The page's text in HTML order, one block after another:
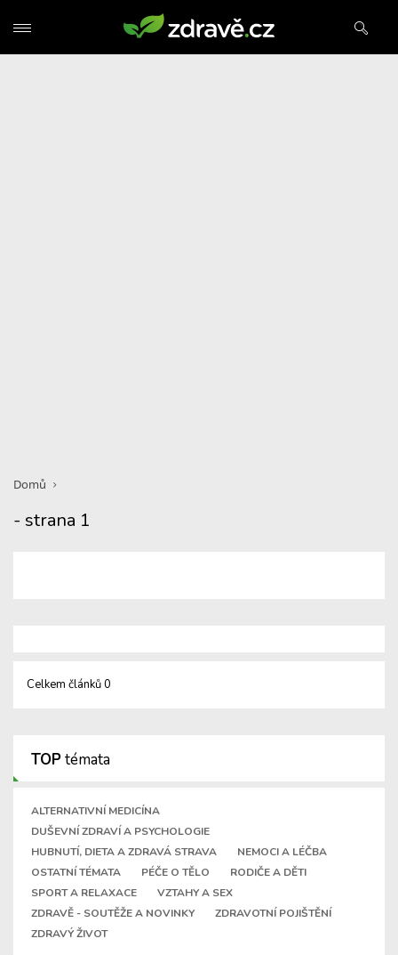
Domů
- strana 1
Celkem článků 0
TOPtémata
ALTERNATIVNÍ MEDICÍNA
DUŠEVNÍ ZDRAVÍ A PSYCHOLOGIE
HUBNUTÍ, DIETA A ZDRAVÁ STRAVA
NEMOCI A LÉČBA
OSTATNÍ TÉMATA
PÉČE O TĚLO
RODIČE A DĚTI
SPORT A RELAXACE
VZTAHY A SEX
ZDRAVĚ - SOUTĚŽE A NOVINKY
ZDRAVOTNÍ POJIŠTĚNÍ
ZDRAVÝ ŽIVOT